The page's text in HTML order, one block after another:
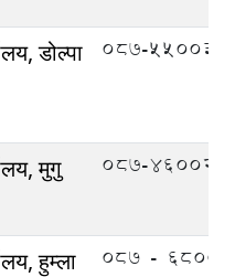
डोल्पा 087-550033
मुगु 087-460020
हुम्ला ०८७ -